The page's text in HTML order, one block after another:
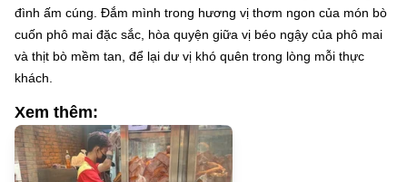
đình ấm cúng. Đắm mình trong hương vị thơm ngon của món bò
cuốn phô mai đặc sắc, hòa quyện giữa vị béo ngậy của phô mai
và thịt bò mềm tan, để lại dư vị khó quên trong lòng mỗi thực
khách.
Xem thêm: